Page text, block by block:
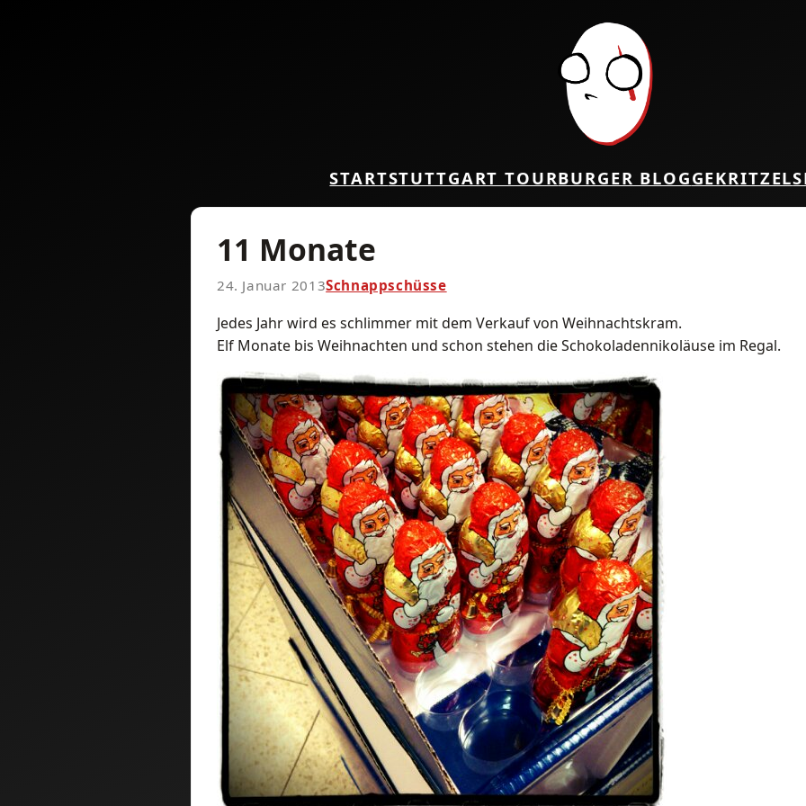
STARTSTUTTGART TOURBURGER BLOGGEKRITZEL
11 Monate
24. Januar 2013Schnappschüsse
Jedes Jahr wird es schlimmer mit dem Verkauf von Weihnachtskram.
Elf Monate bis Weihnachten und schon stehen die Schokoladennikoläuse im Regal.